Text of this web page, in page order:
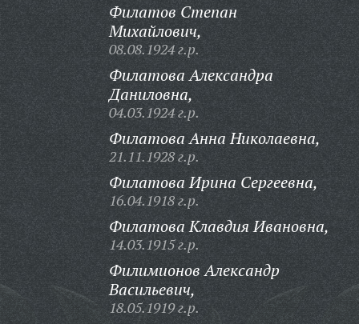
Филатов Степан
Михайлович,
08.08.1924 г.р.
Филатова Александра
Даниловна,
04.03.1924 г.р.
Филатова Анна Николаевна,
21.11.1928 г.р.
Филатова Ирина Сергеевна,
16.04.1918 г.р.
Филатова Клавдия Ивановна,
14.03.1915 г.р.
Филимионов Александр
Васильевич,
18.05.1919 г.р.